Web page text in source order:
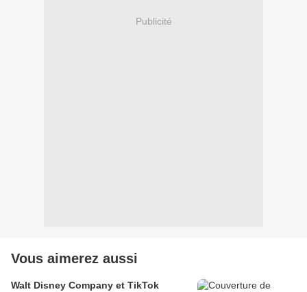
Publicité
Vous aimerez aussi
Walt Disney Company et TikTok